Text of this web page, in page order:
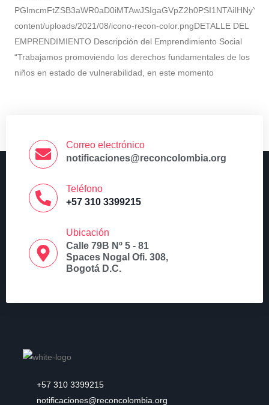
content/uploads/2021/08/icono-recon-color.pngDETALLE DEL
EMPRENDIMIENTO Descripción del Emprendimiento Social
“Trabajamos promoviendo los derechos fundamentales de los
niños en estado de vulnerabilidad, en este momento
Correo electrónico
notificaciones@reconcolombia.org
Teléfono
+57 310 3399215
Ubicación
Calle 79B Nº 5 - 81
Spaces Nogal Ofi. 308,
Bogotá D.C.
+57 310 3399215
notificaciones@reconcolombia.org